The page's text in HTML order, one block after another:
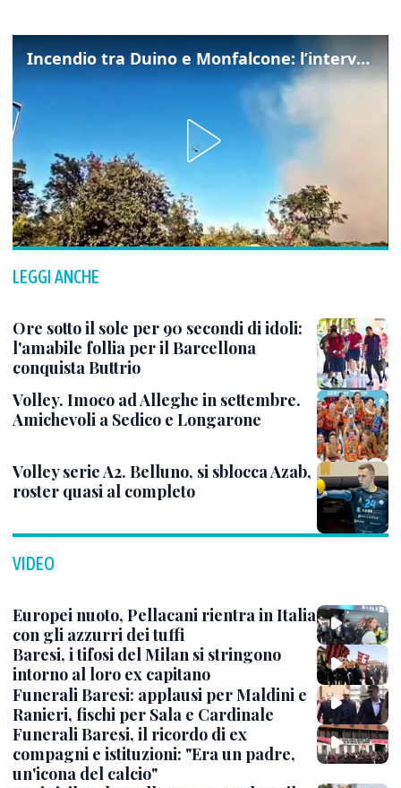
Incendio tra Duino e Monfalcone: l’intervento dei vigili del fuoco
LEGGI ANCHE
Ore sotto il sole per 90 secondi di idoli:
l'amabile follia per il Barcellona
conquista Buttrio
Volley. Imoco ad Alleghe in settembre.
Amichevoli a Sedico e Longarone
Volley serie A2. Belluno, si sblocca Azab,
roster quasi al completo
VIDEO
Europei nuoto, Pellacani rientra in Italia
con gli azzurri dei tuffi
Baresi, i tifosi del Milan si stringono
intorno al loro ex capitano
Funerali Baresi: applausi per Maldini e
Ranieri, fischi per Sala e Cardinale
Funerali Baresi, il ricordo di ex
compagni e istituzioni: "Era un padre,
un'icona del calcio"